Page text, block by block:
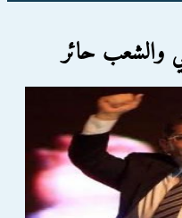
والشعب حائر